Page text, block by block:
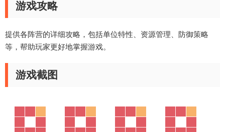
游戏攻略
提供各阵营的详细攻略，包括单位特性、资源管理、防御策略
等，帮助玩家更好地掌握游戏。
游戏截图